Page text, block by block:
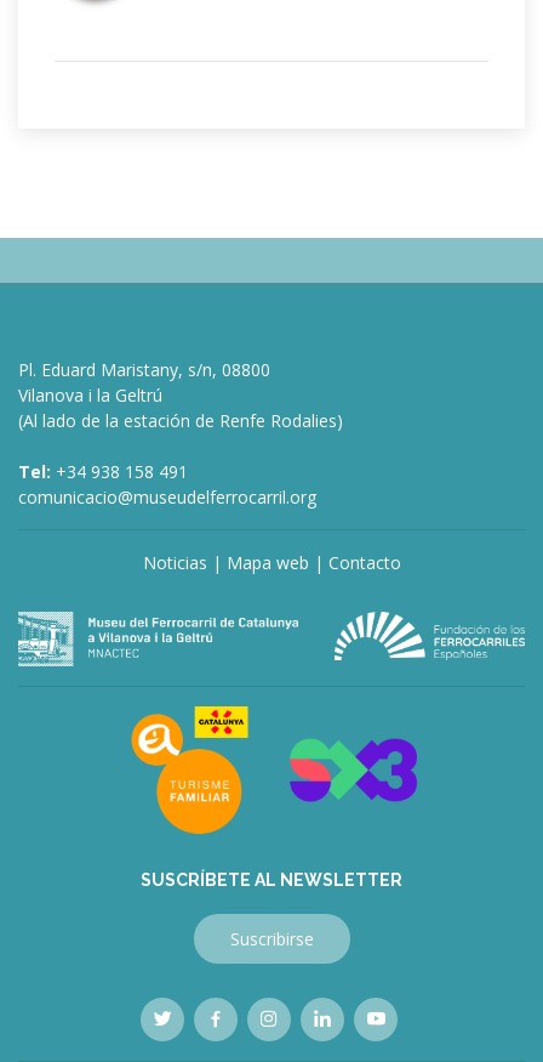
Pl. Eduard Maristany, s/n, 08800
Vilanova i la Geltrú
(Al lado de la estación de Renfe Rodalies)
Tel: +34 938 158 491
comunicacio@museudelferrocarril.org
Noticias | Mapa web | Contacto
SUSCRÍBETE AL NEWSLETTER
Suscribirse